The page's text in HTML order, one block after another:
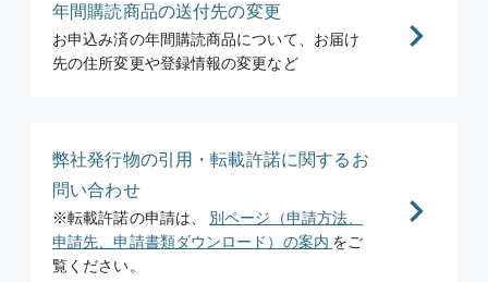
年間購読商品の送付先の変更
お申込み済の年間購読商品について、お届け
先の住所変更や登録情報の変更など
弊社発行物の引用・転載許諾に関するお
問い合わせ
※転載許諾の申請は、 別ページ（申請方法、
申請先、申請書類ダウンロード）の案内 をご
覧ください。